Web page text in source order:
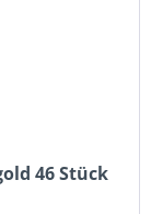
46 Stück